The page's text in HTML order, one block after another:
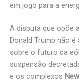
em jogo para a
A disputa que opõe
Donald Trump não
sobre o futuro da
suspensão
e os complexos